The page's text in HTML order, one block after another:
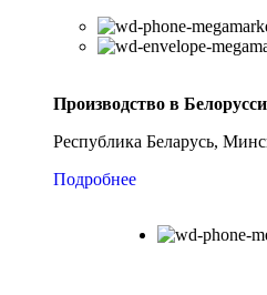
Производство в
Республика Беларусь,
Подробнее